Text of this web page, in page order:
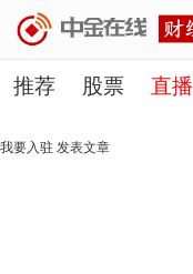
推荐 股票 直播
理财 行业
我要入驻 发表文章